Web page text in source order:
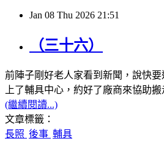
Jan 08 Thu 2026 21:51
（三十六）
前陣子剛好老人家看到新聞，說快
上了輔具中心，約好了廠商來協助
(繼續閱讀...)
文章標籤：
長照 後事 輔具